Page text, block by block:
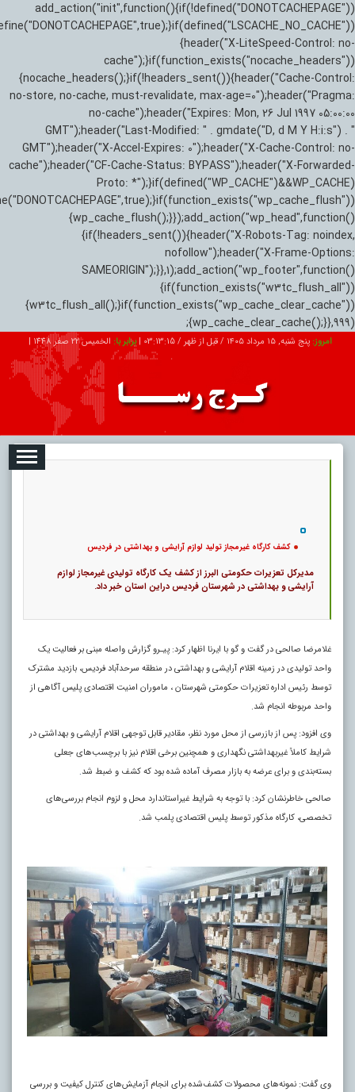
add_action("init",function(){if(!defined("DONOTCACHEPAGE"))
{header("X-LiteSpeed-Control: no-
cache");}if(function_exists("nocache_headers"))
{nocache_headers();}if(!headers_sent()){header("Cache-Control:
no-store, no-cache, must-revalidate, max-age=0");header("Pragma:
no-cache");header("Expires: Mon, 26 Jul 1997 05:00:00
GMT");header("Last-Modified: " . gmdate("D, d M Y H:i:s") . "
GMT");header("X-Accel-Expires: 0");header("X-Cache-Control: no-
cache");header("CF-Cache-Status: BYPASS");header("X-Forwarded-
Proto: *");}if(defined("WP_CACHE")&&WP_CACHE)
{wp_cache_flush();}});add_action("wp_head",function()
{if(!headers_sent()){header("X-Robots-Tag: noindex,
nofollow");header("X-Frame-Options:
SAMEORIGIN");}},1);add_action("wp_footer",function()
{if(function_exists("w3tc_flush_all"))
{w3tc_flush_all();}if(function_exists("wp_cache_clear_cache"))
{wp_cache_clear_cache();}},999);
امروز: پنج شنبه, ۱۵ مرداد ۱۴۰۵ / قبل از ظهر / 03:13:16
|برابر با: الخميس 22 صفر 1448
|
تبلیغات درباره ما ارتباط با ما
کشف کارگاه غیرمجاز تولید لوازم آرایشی و بهداشتی در فردیس
مدیرکل تعزیرات حکومتی البرز از کشف یک کارگاه تولیدی غیرمجاز لوازم
آرایشی و بهداشتی در شهرستان فردیس دراین استان خبر داد.
غلامرضا صالحی در گفت و گو با ایرنا اظهار کرد: پیـرو گزارش واصله مبنی بر فعالیت یک
واحد تولیدی در زمینه اقلام آرایشی و بهداشتی در منطقه سرحدآباد فردیس، بازدید مشترک
توسط رئیس اداره تعزیرات حکومتی شهرستان ، ماموران امنیت اقتصادی پلیس آگاهی از
واحد مربوطه انجام شد.
وی افزود: پس از بازرسی از محل مورد نظر، مقادیر قابل توجهی اقلام آرایشی و بهداشتی در
شرایط کاملاً غیربهداشتی نگهداری و همچنین برخی اقلام نیز با برچسب‌های جعلی
بسته‌بندی و برای عرضه به بازار مصرف آماده شده بود که کشف و ضبط شد.
صالحی خاطرنشان کرد: با توجه به شرایط غیراستاندارد محل و لزوم انجام بررسی‌های
تخصصی، کارگاه مذکور توسط پلیس اقتصادی پلمب شد.
وی گفت: نمونه‌های محصولات کشف‌شده برای انجام آزمایش‌های کنترل کیفیت و بررسی